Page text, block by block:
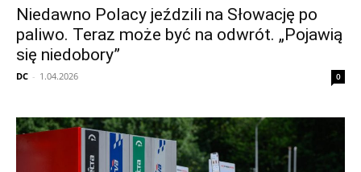
Niedawno Polacy jeździli na Słowację po
paliwo. Teraz może być na odwrót. „Pojawią
się niedobory”
DC - 1.04.2026 0